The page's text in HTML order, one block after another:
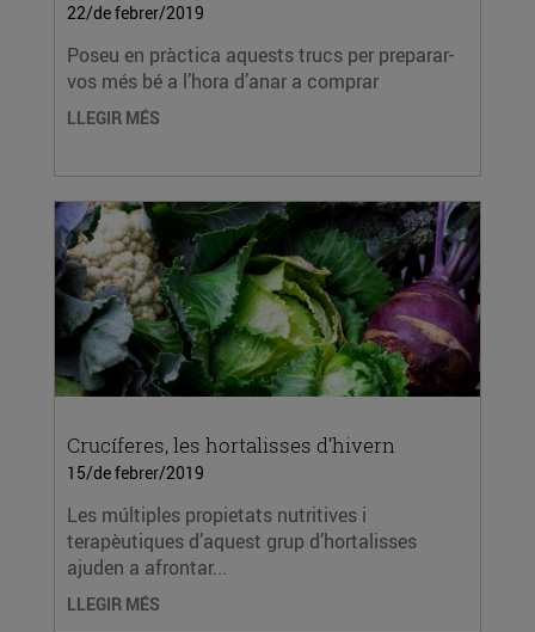
22/de febrer/2019
Poseu en pràctica aquests trucs per preparar-
vos més bé a l’hora d’anar a comprar
LLEGIR MÉS
Crucíferes, les hortalisses d’hivern
15/de febrer/2019
Les múltiples propietats nutritives i
terapèutiques d’aquest grup d’hortalisses
ajuden a afrontar...
LLEGIR MÉS